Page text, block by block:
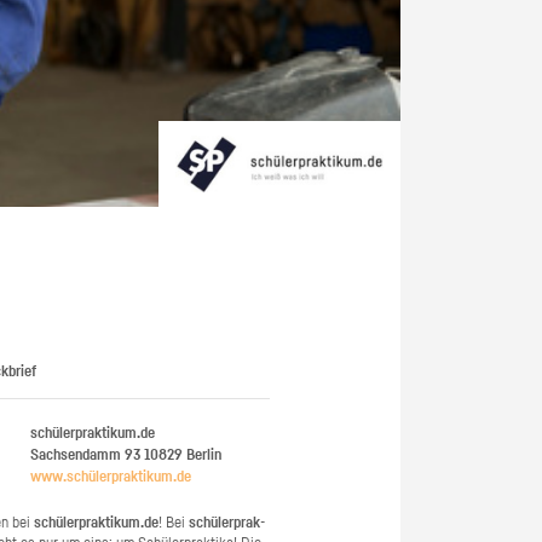
schülerpraktikum.de
Sachsendamm 93 10829 Berlin
www.​schüler​prak​tiku​m.​de
beischü­ler­prak­ti­kum.de! Beischü­ler­prak­